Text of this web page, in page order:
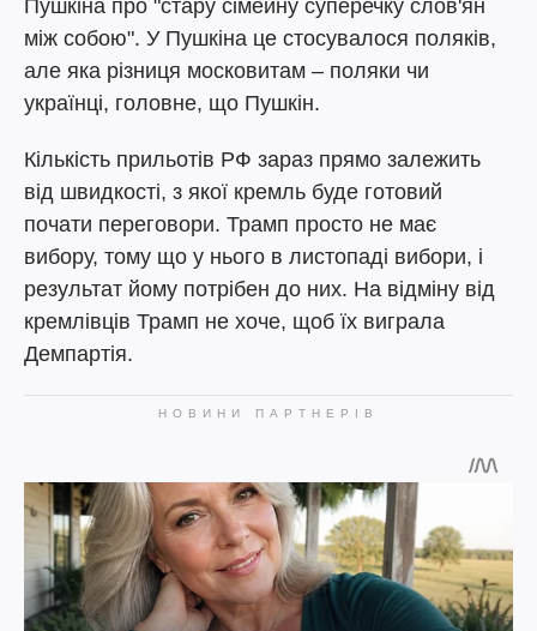
Пушкіна про "стару сімейну суперечку слов'ян
між собою". У Пушкіна це стосувалося поляків,
але яка різниця московитам – поляки чи
українці, головне, що Пушкін.
Кількість прильотів РФ зараз прямо залежить
від швидкості, з якої кремль буде готовий
почати переговори. Трамп просто не має
вибору, тому що у нього в листопаді вибори, і
результат йому потрібен до них. На відміну від
кремлівців Трамп не хоче, щоб їх виграла
Демпартія.